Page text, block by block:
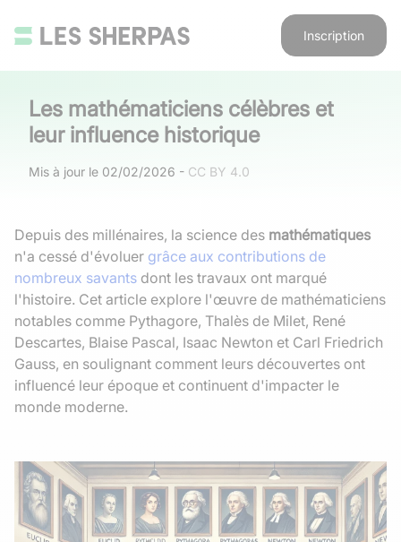
Inscription
Les mathématiciens célèbres et
leur influence historique
Mis à jour le 02/02/2026 - CC BY 4.0
Depuis des millénaires, la science des mathématiques
n'a cessé d'évoluer grâce aux contributions de
nombreux savants dont les travaux ont marqué
l'histoire. Cet article explore l'œuvre de mathématiciens
notables comme Pythagore, Thalès de Milet, René
Descartes, Blaise Pascal, Isaac Newton et Carl Friedrich
Gauss, en soulignant comment leurs découvertes ont
influencé leur époque et continuent d'impacter le
monde moderne.